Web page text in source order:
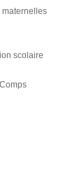
maternelles
scolaire